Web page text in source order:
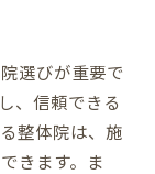
ツ
ント
選びが重要で
、信頼できる
整体院は、施
きます。ま